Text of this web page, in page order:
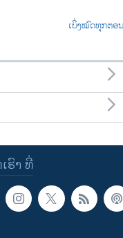
ເບິ່ງໝົດທຸກຕອນ
ຮົາ ທີ່